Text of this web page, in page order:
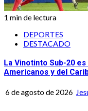
1 min de lectura
DEPORTES
DESTACADO
La Vinotinto Sub-20
Americanos y del
6 de agosto de 2026